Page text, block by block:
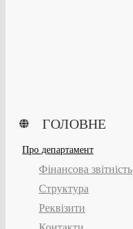
ГОЛОВНЕ
Про департамент
Фінансова звітність
Структура
Реквізити